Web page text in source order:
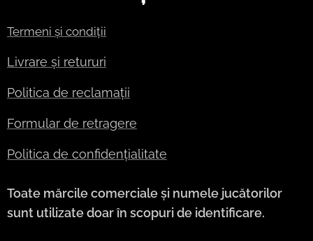
Termeni și condiții
Livrare și retururi
Politica de reclamații
Formular de retragere
Politica de confidențialitate
Toate mărcile comerciale și numele jucătorilor
sunt utilizate doar în scopuri de identificare.